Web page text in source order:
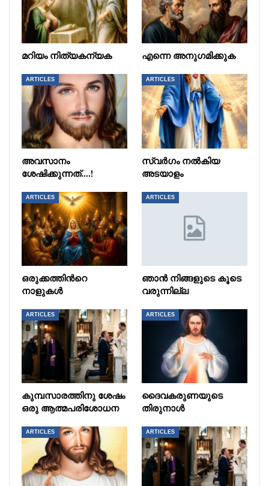
മറിയം നിത്യകന്യക എന്നെ അനുഗമിക്കുക
ARTICLES
അവസാനം
ശേഷിക്കുന്നത്….!
ARTICLES
സ്വർഗം നൽകിയ
അടയാളം
ARTICLES
ഒരുക്കത്തിൻറെ
നാളുകൾ
ARTICLES
ഞാൻ നിങ്ങളുടെ കൂടെ
വരുന്നില്ല
ARTICLES
കുമ്പസാരത്തിനു ശേഷം
ഒരു ആത്മപരിശോധന
ARTICLES
ദൈവകരുണയുടെ
തിരുനാൾ
ARTICLES ARTICLES